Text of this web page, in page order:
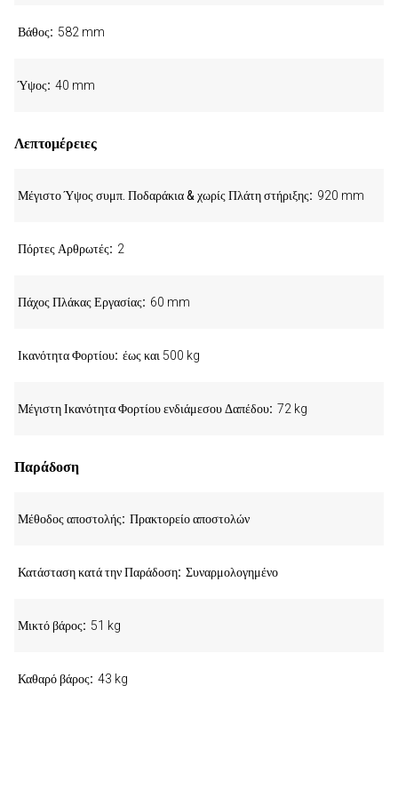
Βάθος 582 mm
Ύψος 40 mm
Λεπτομέρειες
Μέγιστο Ύψος συμπ. Ποδαράκια & χωρίς Πλάτη στήριξης 920 mm
Πόρτες Αρθρωτές 2
Πάχος Πλάκας Εργασίας 60 mm
Ικανότητα Φορτίου έως και 500 kg
Μέγιστη Ικανότητα Φορτίου ενδιάμεσου Δαπέδου 72 kg
Παράδοση
Μέθοδος αποστολής Πρακτορείο αποστολών
Κατάσταση κατά την Παράδοση Συναρμολογημένο
Μικτό βάρος 51 kg
Καθαρό βάρος 43 kg